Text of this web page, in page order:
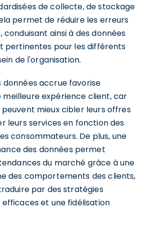
de collecte, de stockage
permet de réduire les erreurs
conduisant ainsi à des données
pertinentes pour les différents
de l'organisation.
données accrue favorise
expérience client, car
mieux cibler leurs offres
leurs services en fonction des
consommateurs. De plus, une
des données permet
du marché grâce à une
des comportements des clients,
par des stratégies
et une fidélisation